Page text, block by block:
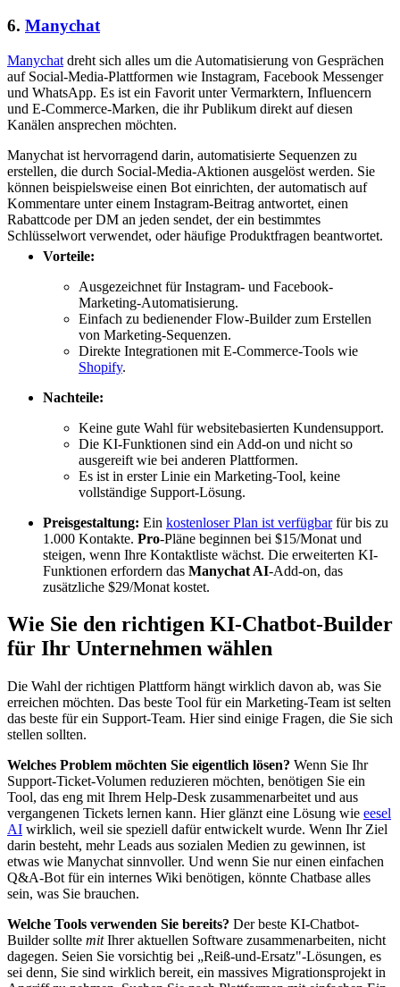
6. Manychat
Manychat dreht sich alles um die Automatisierung von Gesprächen
auf Social-Media-Plattformen wie Instagram, Facebook Messenger
und WhatsApp. Es ist ein Favorit unter Vermarktern, Influencern
und E-Commerce-Marken, die ihr Publikum direkt auf diesen
Kanälen ansprechen möchten.
Manychat ist hervorragend darin, automatisierte Sequenzen zu
erstellen, die durch Social-Media-Aktionen ausgelöst werden. Sie
können beispielsweise einen Bot einrichten, der automatisch auf
Kommentare unter einem Instagram-Beitrag antwortet, einen
Rabattcode per DM an jeden sendet, der ein bestimmtes
Schlüsselwort verwendet, oder häufige Produktfragen beantwortet.
Vorteile:
Ausgezeichnet für Instagram- und Facebook-
Marketing-Automatisierung.
Einfach zu bedienender Flow-Builder zum Erstellen
von Marketing-Sequenzen.
Direkte Integrationen mit E-Commerce-Tools wie
Shopify.
Nachteile:
Keine gute Wahl für websitebasierten Kundensupport.
Die KI-Funktionen sind ein Add-on und nicht so
ausgereift wie bei anderen Plattformen.
Es ist in erster Linie ein Marketing-Tool, keine
vollständige Support-Lösung.
Preisgestaltung: Ein kostenloser Plan ist verfügbarfür bis zu
1.000 Kontakte. Pro-Pläne beginnen bei $15/Monat und
steigen, wenn Ihre Kontaktliste wächst. Die erweiterten KI-
Funktionen erfordern das Manychat AI-Add-on, das
zusätzliche $29/Monat kostet.
Wie Sie den richtigen KI-Chatbot-Builder
für Ihr Unternehmen wählen
Die Wahl der richtigen Plattform hängt wirklich davon ab, was Sie
erreichen möchten. Das beste Tool für ein Marketing-Team ist selten
das beste für ein Support-Team. Hier sind einige Fragen, die Sie sich
stellen sollten.
Welches Problem möchten Sie eigentlich lösen? Wenn Sie Ihr
Support-Ticket-Volumen reduzieren möchten, benötigen Sie ein
Tool, das eng mit Ihrem Help-Desk zusammenarbeitet und aus
vergangenen Tickets lernen kann. Hier glänzt eine Lösung wie eesel
AI wirklich, weil sie speziell dafür entwickelt wurde. Wenn Ihr Ziel
darin besteht, mehr Leads aus sozialen Medien zu gewinnen, ist
etwas wie Manychat sinnvoller. Und wenn Sie nur einen einfachen
Q&A-Bot für ein internes Wiki benötigen, könnte Chatbase alles
sein, was Sie brauchen.
Welche Tools verwenden Sie bereits? Der beste KI-Chatbot-
Builder sollte mitIhrer aktuellen Software zusammenarbeiten, nicht
dagegen. Seien Sie vorsichtig bei „Reiß-und-Ersatz"-Lösungen, es
sei denn, Sie sind wirklich bereit, ein massives Migrationsprojekt in